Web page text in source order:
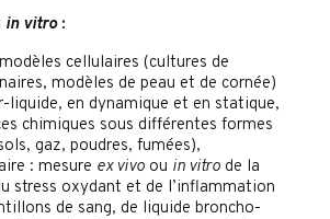
in vitro:
cellulaires (cultures de
modèles de peau et de cornée)
liquide, en dynamique et en statique,
chimiques sous différentes formes
gaz, poudres, fumées),
: mesure ex vivo ou in vitro de la
stress oxydant et de l’inflammation
de sang, de liquide broncho-